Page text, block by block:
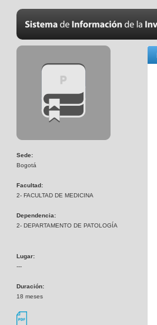
Sede:
Bogotá
Facultad:
2- FACULTAD DE MEDICINA
Dependencia:
2- DEPARTAMENTO DE PATOLOGÍA
Lugar:
---
Duración:
18 meses